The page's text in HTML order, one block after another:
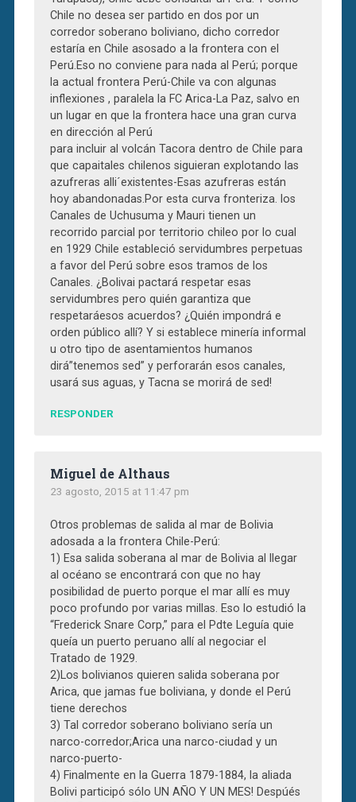
Chile no desea ser partido en dos por un
corredor soberano boliviano, dicho corredor
estaría en Chile asosado a la frontera con el
Perú.Eso no conviene para nada al Perú; porque
la actual frontera Perú-Chile va con algunas
inflexiones , paralela la FC Arica-La Paz, salvo en
un lugar en que la frontera hace una gran curva
en dirección al Perú
para incluir al volcán Tacora dentro de Chile para
que capaitales chilenos siguieran explotando las
azufreras alli´existentes-Esas azufreras están
hoy abandonadas.Por esta curva fronteriza. los
Canales de Uchusuma y Mauri tienen un
recorrido parcial por territorio chileo por lo cual
en 1929 Chile estableció servidumbres perpetuas
a favor del Perú sobre esos tramos de los
Canales. ¿Bolivai pactará respetar esas
servidumbres pero quién garantiza que
respetaráesos acuerdos? ¿Quién impondrá e
orden público allí? Y si establece minería informal
u otro tipo de asentamientos humanos
dirá”tenemos sed” y perforarán esos canales,
usará sus aguas, y Tacna se morirá de sed!
RESPONDER
Miguel de Althaus
23 agosto, 2015 at 11:47 pm
Otros problemas de salida al mar de Bolivia
adosada a la frontera Chile-Perú:
1) Esa salida soberana al mar de Bolivia al llegar
al océano se encontrará con que no hay
posibilidad de puerto porque el mar allí es muy
poco profundo por varias millas. Eso lo estudió la
“Frederick Snare Corp,” para el Pdte Leguía quie
queía un puerto peruano allí al negociar el
Tratado de 1929.
2)Los bolivianos quieren salida soberana por
Arica, que jamas fue boliviana, y donde el Perú
tiene derechos
3) Tal corredor soberano boliviano sería un
narco-corredor;Arica una narco-ciudad y un
narco-puerto-
4) Finalmente en la Guerra 1879-1884, la aliada
Bolivi participó sólo UN AÑO Y UN MES! Despúés